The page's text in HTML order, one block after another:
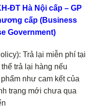
ĐT Hà Nội cấp – GP
cấp (Business
Government)
Trả lại miễn phí tại
trả lại hàng nếu
như cam kết của
trạng mới chưa qua